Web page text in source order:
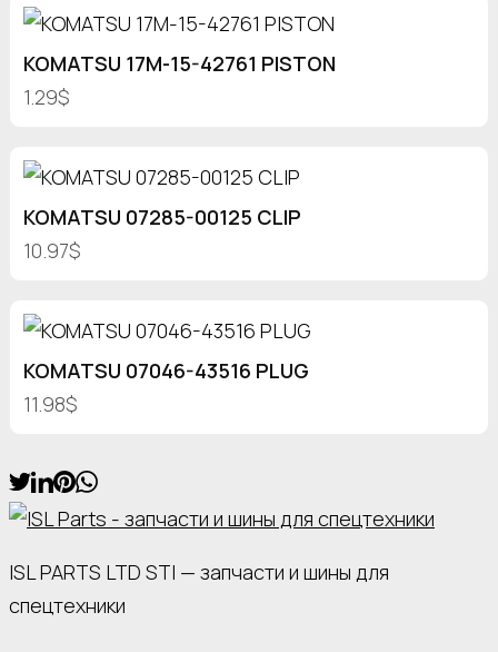
KOMATSU 17M-15-42761 PISTON
1.29$
KOMATSU 07285-00125 CLIP
10.97$
KOMATSU 07046-43516 PLUG
11.98$
ISL PARTS LTD STI — запчасти и шины для
спецтехники